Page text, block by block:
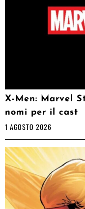
X-Men: Marvel
nomi per il cast
1 AGOSTO 2026